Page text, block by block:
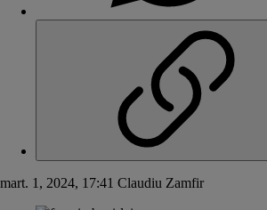
mart. 1, 2024, 17:41 Claudiu Zamfir